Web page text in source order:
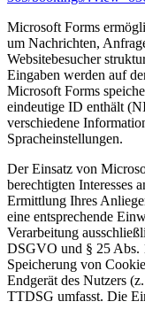
Microsoft Forms
um Nachrichten,
Websitebesucher
Eingaben werden auf
Microsoft Forms
eindeutige ID enthält
verschiedene
Spracheinstellungen.
Der Einsatz von
berechtigten Interesses
Ermittlung Ihres
eine entsprechende
Verarbeitung
DSGVO und § 25
Speicherung von
Endgerät des Nutzers
TTDSG umfasst. Die